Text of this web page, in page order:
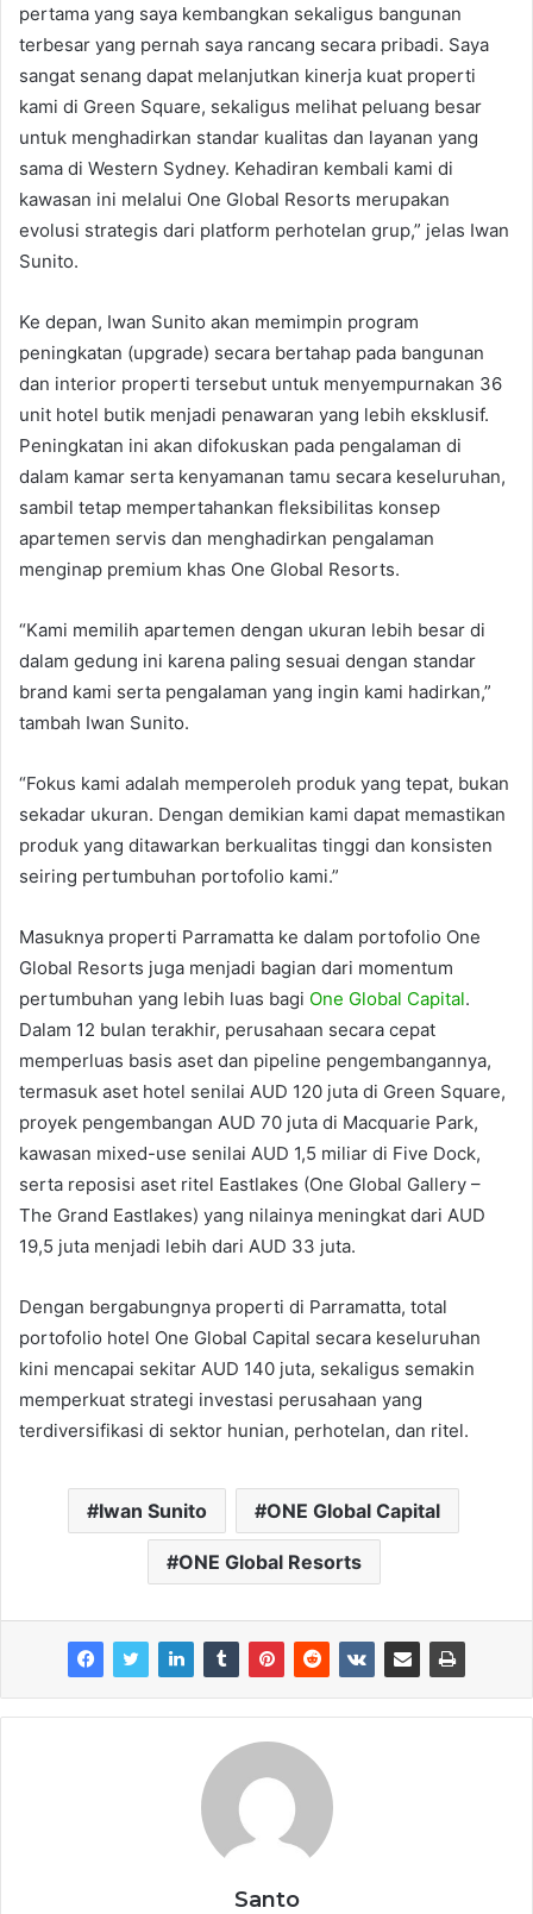
pertama yang saya kembangkan sekaligus bangunan
terbesar yang pernah saya rancang secara pribadi. Saya
sangat senang dapat melanjutkan kinerja kuat properti
kami di Green Square, sekaligus melihat peluang besar
untuk menghadirkan standar kualitas dan layanan yang
sama di Western Sydney. Kehadiran kembali kami di
kawasan ini melalui One Global Resorts merupakan
evolusi strategis dari platform perhotelan grup,” jelas Iwan
Sunito.
Ke depan, Iwan Sunito akan memimpin program
peningkatan (upgrade) secara bertahap pada bangunan
dan interior properti tersebut untuk menyempurnakan 36
unit hotel butik menjadi penawaran yang lebih eksklusif.
Peningkatan ini akan difokuskan pada pengalaman di
dalam kamar serta kenyamanan tamu secara keseluruhan,
sambil tetap mempertahankan fleksibilitas konsep
apartemen servis dan menghadirkan pengalaman
menginap premium khas One Global Resorts.
“Kami memilih apartemen dengan ukuran lebih besar di
dalam gedung ini karena paling sesuai dengan standar
brand kami serta pengalaman yang ingin kami hadirkan,”
tambah Iwan Sunito.
“Fokus kami adalah memperoleh produk yang tepat, bukan
sekadar ukuran. Dengan demikian kami dapat memastikan
produk yang ditawarkan berkualitas tinggi dan konsisten
seiring pertumbuhan portofolio kami.”
Masuknya properti Parramatta ke dalam portofolio One
Global Resorts juga menjadi bagian dari momentum
pertumbuhan yang lebih luas bagi One Global Capital.
Dalam 12 bulan terakhir, perusahaan secara cepat
memperluas basis aset dan pipeline pengembangannya,
termasuk aset hotel senilai AUD 120 juta di Green Square,
proyek pengembangan AUD 70 juta di Macquarie Park,
kawasan mixed-use senilai AUD 1,5 miliar di Five Dock,
serta reposisi aset ritel Eastlakes (One Global Gallery –
The Grand Eastlakes) yang nilainya meningkat dari AUD
19,5 juta menjadi lebih dari AUD 33 juta.
Dengan bergabungnya properti di Parramatta, total
portofolio hotel One Global Capital secara keseluruhan
kini mencapai sekitar AUD 140 juta, sekaligus semakin
memperkuat strategi investasi perusahaan yang
terdiversifikasi di sektor hunian, perhotelan, dan ritel.
Iwan Sunito ONE Global Capital
ONE Global Resorts
Santo